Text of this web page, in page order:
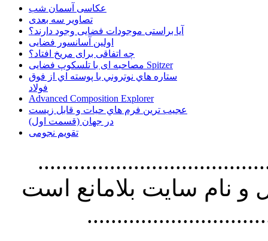
عکاسی آسمان شب
تصاویر سه بعدی
آیا براستی موجودات فضایی وجود دارند؟
اولین آسانسور فضایی
چه اتفاقی برای مریخ افتاد؟
مصاحبه ای با تلسکوپ فضایی Spitzer
ستاره هاي نوتروني با پوسته اي از فوق
فولاد
Advanced Composition Explorer
عجیب ترین فرم هاي حيات و قابل زيست
در جهان (قسمت اول)
تقویم نجومی
استفاده از
نام سايت بلامانع است